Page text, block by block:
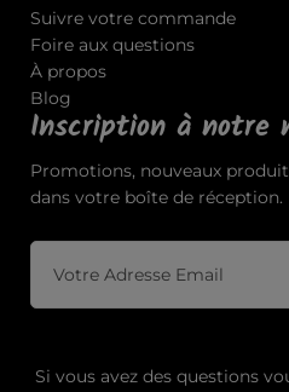
Suivre votre commande
Foire aux questions
À propos
Blog
Inscription à notre
Promotions, nouveaux
dans votre boîte de réception.
Si vous avez des questions